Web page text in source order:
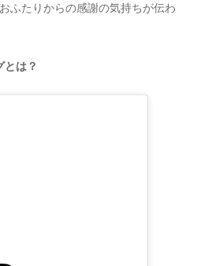
ふたりからの感謝の気持ちが伝わ
とは？